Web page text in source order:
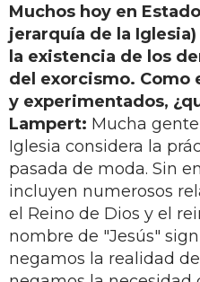
Muchos hoy en
jerarquía de la
la existencia de los
del exorcismo. Como
y experimentados,
Lampert: Mucha
Iglesia considera la
pasada de moda. Sin
incluyen numerosos
el Reino de Dios y el
nombre de "Jesús"
negamos la realidad